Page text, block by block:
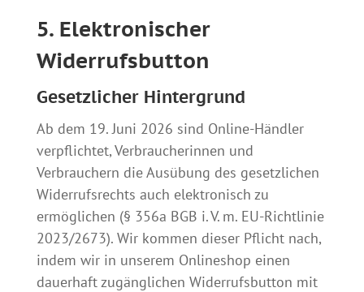
5. Elektronischer
Widerrufsbutton
Gesetzlicher Hintergrund
Ab dem 19. Juni 2026 sind Online-Händler
verpflichtet, Verbraucherinnen und
Verbrauchern die Ausübung des gesetzlichen
Widerrufsrechts auch elektronisch zu
ermöglichen (§ 356a BGB i. V. m. EU-Richtlinie
2023/2673). Wir kommen dieser Pflicht nach,
indem wir in unserem Onlineshop einen
dauerhaft zugänglichen Widerrufsbutton mit